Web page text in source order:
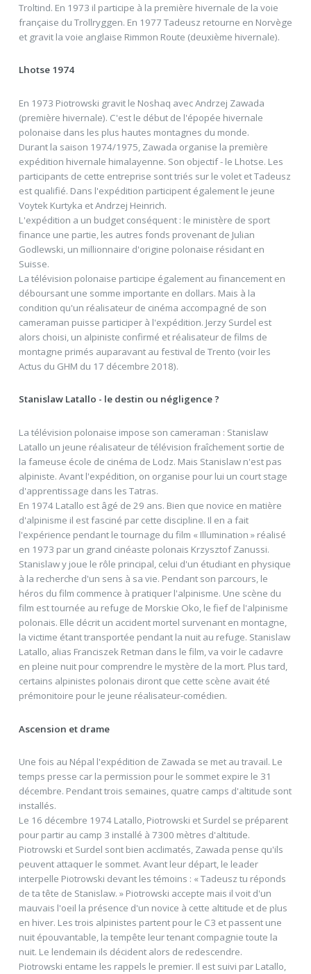
Troltind. En 1973 il participe à la première hivernale de la voie
française du Trollryggen. En 1977 Tadeusz retourne en Norvège
et gravit la voie anglaise Rimmon Route (deuxième hivernale).
Lhotse 1974
En 1973 Piotrowski gravit le Noshaq avec Andrzej Zawada
(première hivernale). C'est le début de l'épopée hivernale
polonaise dans les plus hautes montagnes du monde.
Durant la saison 1974/1975, Zawada organise la première
expédition hivernale himalayenne. Son objectif - le Lhotse. Les
participants de cette entreprise sont triés sur le volet et Tadeusz
est qualifié. Dans l'expédition participent également le jeune
Voytek Kurtyka et Andrzej Heinrich.
L'expédition a un budget conséquent : le ministère de sport
finance une partie, les autres fonds provenant de Julian
Godlewski, un millionnaire d'origine polonaise résidant en
Suisse.
La télévision polonaise participe également au financement en
déboursant une somme importante en dollars. Mais à la
condition qu'un réalisateur de cinéma accompagné de son
cameraman puisse participer à l'expédition. Jerzy Surdel est
alors choisi, un alpiniste confirmé et réalisateur de films de
montagne primés auparavant au festival de Trento (voir les
Actus du GHM du 17 décembre 2018).
Stanislaw Latallo - le destin ou négligence ?
La télévision polonaise impose son cameraman : Stanislaw
Latallo un jeune réalisateur de télévision fraîchement sortie de
la fameuse école de cinéma de Lodz. Mais Stanislaw n'est pas
alpiniste. Avant l'expédition, on organise pour lui un court stage
d'apprentissage dans les Tatras.
En 1974 Latallo est âgé de 29 ans. Bien que novice en matière
d'alpinisme il est fasciné par cette discipline. Il en a fait
l'expérience pendant le tournage du film « Illumination » réalisé
en 1973 par un grand cinéaste polonais Krzysztof Zanussi.
Stanislaw y joue le rôle principal, celui d'un étudiant en physique
à la recherche d'un sens à sa vie. Pendant son parcours, le
héros du film commence à pratiquer l'alpinisme. Une scène du
film est tournée au refuge de Morskie Oko, le fief de l'alpinisme
polonais. Elle décrit un accident mortel survenant en montagne,
la victime étant transportée pendant la nuit au refuge. Stanislaw
Latallo, alias Franciszek Retman dans le film, va voir le cadavre
en pleine nuit pour comprendre le mystère de la mort. Plus tard,
certains alpinistes polonais diront que cette scène avait été
prémonitoire pour le jeune réalisateur-comédien.
Ascension et drame
Une fois au Népal l'expédition de Zawada se met au travail. Le
temps presse car la permission pour le sommet expire le 31
décembre. Pendant trois semaines, quatre camps d'altitude sont
installés.
Le 16 décembre 1974 Latallo, Piotrowski et Surdel se préparent
pour partir au camp 3 installé à 7300 mètres d'altitude.
Piotrowski et Surdel sont bien acclimatés, Zawada pense qu'ils
peuvent attaquer le sommet. Avant leur départ, le leader
interpelle Piotrowski devant les témoins : « Tadeusz tu réponds
de ta tête de Stanislaw. » Piotrowski accepte mais il voit d'un
mauvais l'oeil la présence d'un novice à cette altitude et de plus
en hiver. Les trois alpinistes partent pour le C3 et passent une
nuit épouvantable, la tempête leur tenant compagnie toute la
nuit. Le lendemain ils décident alors de redescendre.
Piotrowski entame les rappels le premier. Il est suivi par Latallo,